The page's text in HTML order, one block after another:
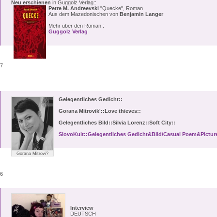
Neu erschienen in Guggolz Verlag::
Petre M. Andreevski"Quecke", Roman
Aus dem Mazedonischen vonBenjamin Langer
Mehr über den Roman::
Guggolz Verlag
Gelegentliches Gedicht::
Gorana Mitrovi?
Gorana Mitrovik'::Love thieves::
Gelegentliches Bild::Silvia Lorenz::Soft City::
SlovoKult::Gelegentliches Gedicht&Bild/Casual
Interview
DEUTSCH